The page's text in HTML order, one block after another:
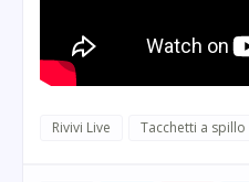
Rivivi Live Tacchetti a spillo